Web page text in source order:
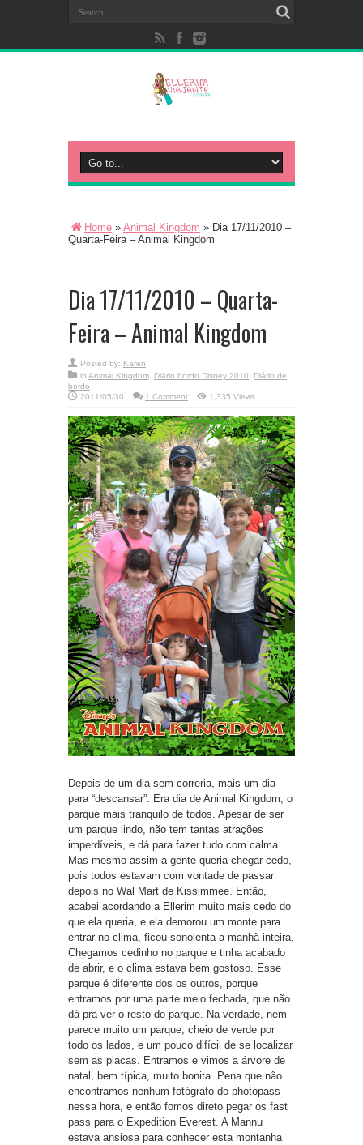
Home » Animal Kingdom » Dia 17/11/2010 –
Quarta-Feira – Animal Kingdom
Dia 17/11/2010 – Quarta-
Feira – Animal Kingdom
Posted by: Karen
in Animal Kingdom, Diário bordo Disney 2010, Diário de
bordo
2011/05/30
1 Comment 1,335 Views
Depois de um dia sem correria, mais um dia
para “descansar”. Era dia de Animal Kingdom, o
parque mais tranquilo de todos. Apesar de ser
um parque lindo, não tem tantas atrações
imperdíveis, e dá para fazer tudo com calma.
Mas mesmo assim a gente queria chegar cedo,
pois todos estavam com vontade de passar
depois no Wal Mart de Kissimmee. Então,
acabei acordando a Ellerim muito mais cedo do
que ela queria, e ela demorou um monte para
entrar no clima, ficou sonolenta a manhã inteira.
Chegamos cedinho no parque e tinha acabado
de abrir, e o clima estava bem gostoso. Esse
parque é diferente dos os outros, porque
entramos por uma parte meio fechada, que não
dá pra ver o resto do parque. Na verdade, nem
parece muito um parque, cheio de verde por
todo os lados, e um pouco difícil de se localizar
sem as placas. Entramos e vimos a árvore de
natal, bem típica, muito bonita. Pena que não
encontramos nenhum fotógrafo do photopass
nessa hora, e então fomos direto pegar os fast
pass para o Expedition Everest. A Mannu
estava ansiosa para conhecer esta montanha